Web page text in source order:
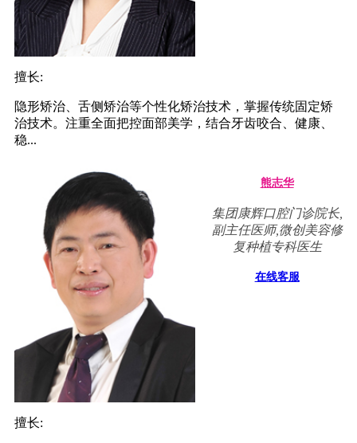
擅长:
隐形矫治、舌侧矫治等个性化矫治技术，掌握传统固定矫
治技术。注重全面把控面部美学，结合牙齿咬合、健康、
稳...
熊志华
集团康辉口腔门诊院长,
副主任医师,微创美容修
复种植专科医生
在线客服
擅长: